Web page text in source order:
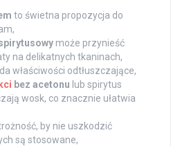
to świetna propozycja do
może przynieść
na delikatnych tkaninach,
właściwości odtłuszczające,
bez acetonu lub spirytus
wosk, co znacznie ułatwia
by nie uszkodzić
są stosowane,